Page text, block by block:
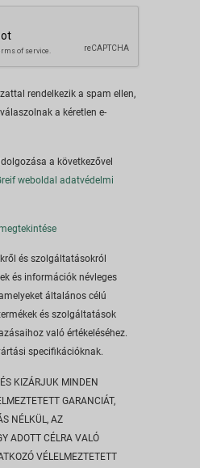
rendelkezik a spam ellen,
a kéretlen e-
a következővel
weboldal adatvédelmi
és szolgáltatásokról
és információk névleges
általános célú
és szolgáltatások
való értékeléséhez.
specifikációknak.
KIZÁRJUK MINDEN
GARANCIÁT,
NÉLKÜL, AZ
ADOTT CÉLRA VALÓ
VÉLELMEZTETETT